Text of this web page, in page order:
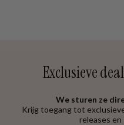
Exclusieve
We sturen ze
Krijg toegang tot
releases